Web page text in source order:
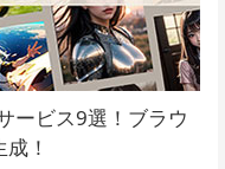
ービス9選！ブラウ
！